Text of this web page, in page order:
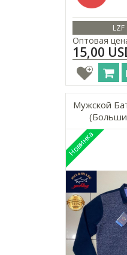
LZF
Оптовая
15,00
Мужской